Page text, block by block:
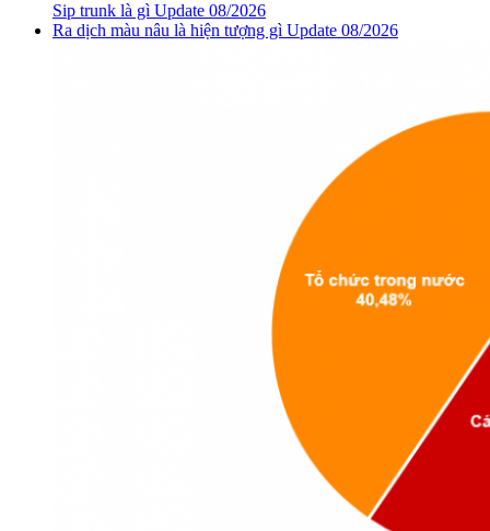
Sip trunk là gì Update 08/2026
Ra dịch màu nâu là hiện tượng gì Update 08/2026